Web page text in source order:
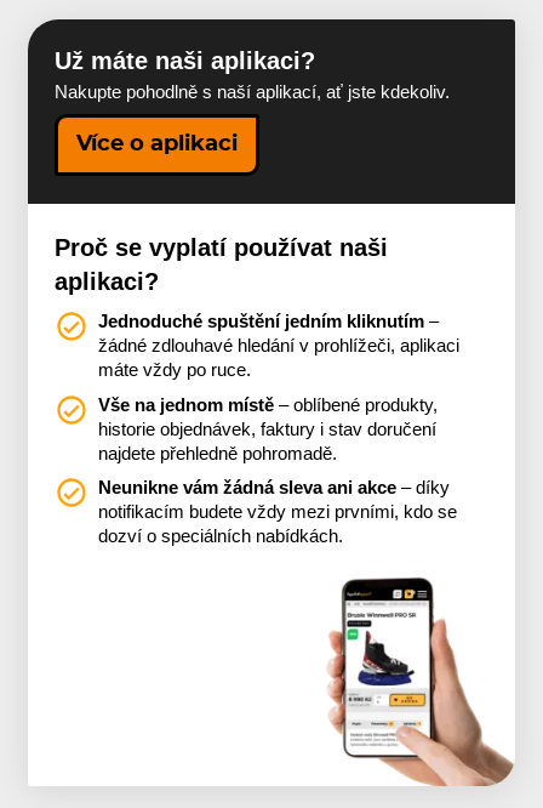
Už máte naši aplikaci?
Nakupte pohodlně s naší aplikací, ať jste kdekoliv.
Více o aplikaci
Proč se vyplatí používat naši
aplikaci?
Jednoduché spuštění jedním kliknutím –
žádné zdlouhavé hledání v prohlížeči, aplikaci
máte vždy po ruce.
Vše na jednom místě – oblíbené produkty,
historie objednávek, faktury i stav doručení
najdete přehledně pohromadě.
Neunikne vám žádná sleva ani akce – díky
notifikacím budete vždy mezi prvními, kdo se
dozví o speciálních nabídkách.